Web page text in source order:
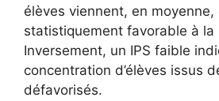
élèves viennent, en moyenne,
statistiquement favorable à la
Inversement, un IPS faible
concentration d’élèves issus
défavorisés.